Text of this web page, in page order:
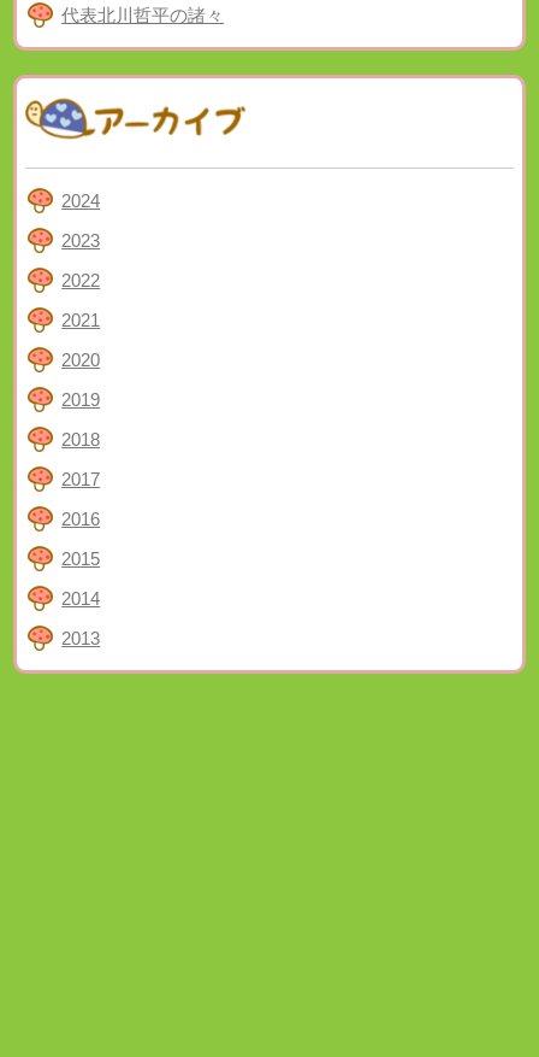
代表北川哲平の諸々
2024
2023
2022
2021
2020
2019
2018
2017
2016
2015
2014
2013